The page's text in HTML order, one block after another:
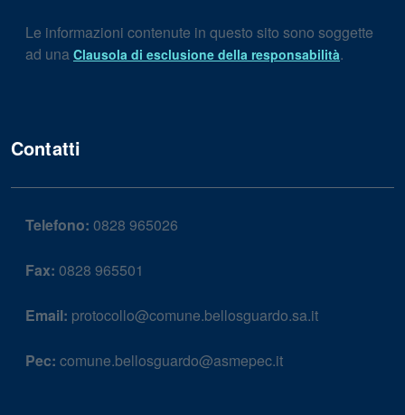
Le informazioni contenute in questo sito sono soggette
ad una Clausola di esclusione della responsabilità.
Contatti
Telefono: 0828 965026
Fax: 0828 965501
Email: protocollo@comune.bellosguardo.sa.it
Pec: comune.bellosguardo@asmepec.it